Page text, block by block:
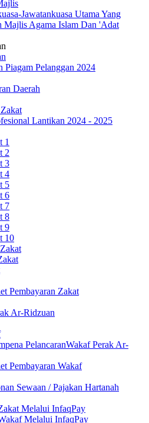
Jawatankuasa Utama Yang
Majlis Agama Islam Dan 'Adat
Piagam Pelanggan 2024
Daerah
Lantikan 2024 - 2025
1
2
3
4
5
6
7
8
9
10
Pembayaran Zakat
Ar-Ridzuan
PelancaranWakaf Perak Ar-
Pembayaran Wakaf
Sewaan / Pajakan Hartanah
Melalui InfaqPay
Melalui InfaqPay